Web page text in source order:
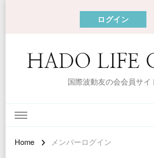
ログイン
HADO LIFE
国際波動友の会会員サイ
Home メンバーログイン